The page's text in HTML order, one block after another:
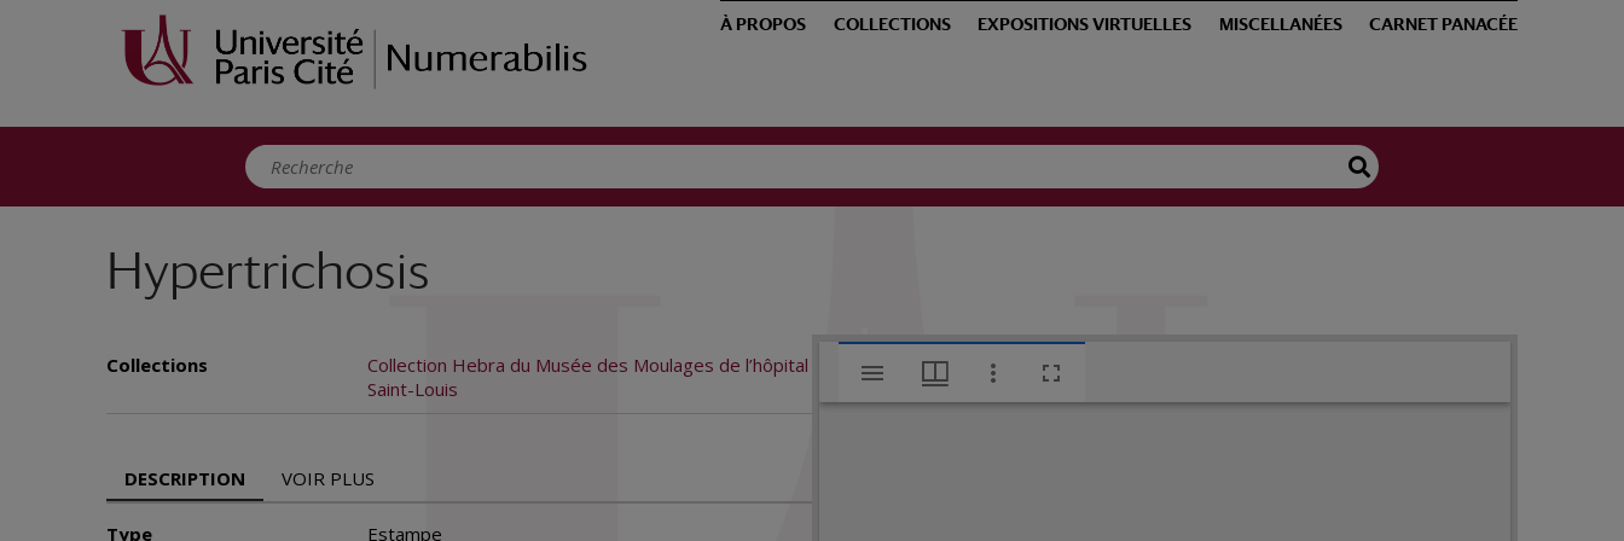
À PROPOS COLLECTIONS EXPOSITIONS VIRTUELLES MISCELLANÉES CARNET PANACÉE
Hypertrichosis
Collections
Collection Hebra du Musée des Moulages de l’hôpital
Saint-Louis
DESCRIPTION VOIR PLUS
Type Estampe
V
Panneau de gestion des cookies